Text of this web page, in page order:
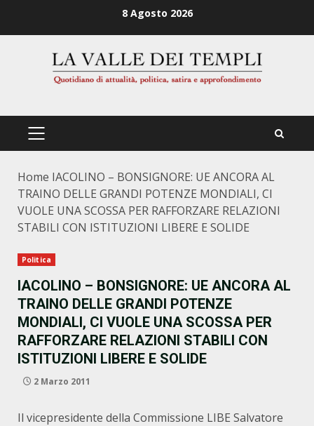
8 Agosto 2026
PRIMÄRES
Home IACOLINO – BONSIGNORE: UE ANCORA AL
TRAINO DELLE GRANDI POTENZE MONDIALI, CI
VUOLE UNA SCOSSA PER RAFFORZARE RELAZIONI
STABILI CON ISTITUZIONI LIBERE E SOLIDE
Politica
IACOLINO – BONSIGNORE: UE ANCORA AL
TRAINO DELLE GRANDI POTENZE
MONDIALI, CI VUOLE UNA SCOSSA PER
RAFFORZARE RELAZIONI STABILI CON
ISTITUZIONI LIBERE E SOLIDE
2 Marzo 2011
Il vicepresidente della Commissione LIBE Salvatore